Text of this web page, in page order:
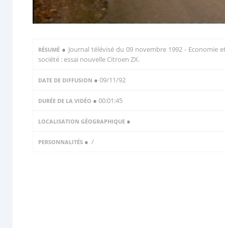
RÉSUMÉ ● Journal télévisé du 09 novembre 1992 - Economie
société : essai nouvelle Citroen ZX.
DATE DE DIFFUSION ● 09/11/92
DURÉE DE LA VIDÉO ● 00:01:45
LOCALISATION GÉOGRAPHIQUE ●
PERSONNALITÉS ● /